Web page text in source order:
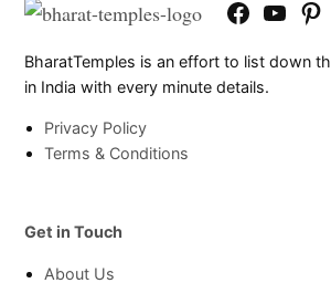
FacebookYouTube
BharatTemples is an effort to list down
in India with every minute details.
Privacy Policy
Terms & Conditions
Get in Touch
About Us